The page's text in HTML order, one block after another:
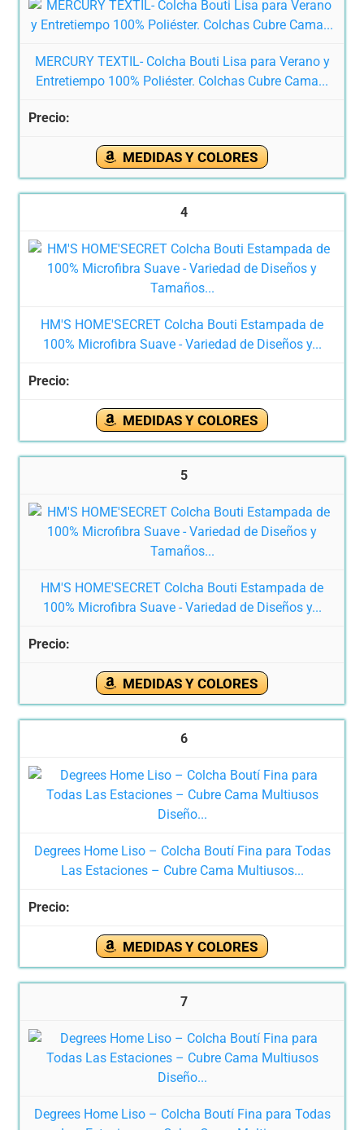
MERCURY TEXTIL- Colcha Bouti Lisa para Verano y
Entretiempo 100% Poliéster. Colchas Cubre Cama...
MEDIDAS Y COLORES
4
HM'S HOME'SECRET Colcha Bouti Estampada de
100% Microfibra Suave - Variedad de Diseños y...
MEDIDAS Y COLORES
5
HM'S HOME'SECRET Colcha Bouti Estampada de
100% Microfibra Suave - Variedad de Diseños y...
MEDIDAS Y COLORES
6
Degrees Home Liso – Colcha Boutí Fina para Todas
Las Estaciones – Cubre Cama Multiusos...
MEDIDAS Y COLORES
7
Degrees Home Liso – Colcha Boutí Fina para Todas